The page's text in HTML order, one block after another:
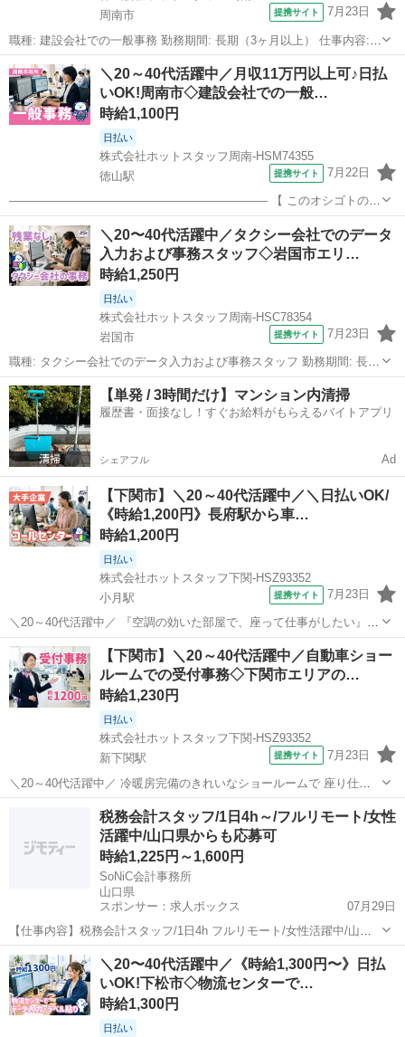
周南市
提携サイト 7月23日
職種: 建設会社での一般事務 勤務期間: 長期（3ヶ月以上） 仕事内容:
—————————————————————— 【 このオシゴトのま
とめ! 】 —————————————————————— ▼10:00〜
16:0...
山口 周南市 一般事務
＼20～40代活躍中／月収11万円以上可♪日払
いOK!周南市◇建設会社での一般…
時給1,100円
日払い
株式会社ホットスタッフ周南-HSM74355
徳山駅
提携サイト 7月22日
—————————————————————— 【 このオシゴトのま
とめ! 】 —————————————————————— ▼10:00〜
16:00の短時間ワーク! 朝はゆっくり、夕方は早めに帰宅できる♪ 家事
の時間も確...
山口 徳山駅 一般事務
＼20〜40代活躍中／タクシー会社でのデータ
入力および事務スタッフ◇岩国市エリ…
時給1,250円
日払い
株式会社ホットスタッフ周南-HSC78354
岩国市
提携サイト 7月23日
職種: タクシー会社でのデータ入力および事務スタッフ 勤務期間: 長期
（3ヶ月以上） 仕事内容: タクシー会社でのオフィスワーク★ 『事務
未経験だけどチャレンジしてみたい』 という方も歓迎! ★このオシゴ
トのまとめ!★ ...
山口 岩国市 一般事務
【単発 / 3時間だけ】マンション内清掃
履歴書・面接なし！すぐお給料がもらえるバイトアプリ
シェアフル Ad
【下関市】＼20～40代活躍中／＼日払いOK/
《時給1,200円》長府駅から車…
時給1,200円
日払い
株式会社ホットスタッフ下関-HSZ93352
小月駅
提携サイト 7月23日
＼20～40代活躍中／ 『空調の効いた部屋で、座って仕事がしたい』
そんな希望を叶えられる"座り仕事"です♪ 大手企業ならではの落ち着い
た環境で、 無理なく安定して働きたい方にピッタリ★ ＼このオシゴト
のまとめ!♪/ ▼快...
山口 下関市 小月駅
【下関市】＼20～40代活躍中／自動車ショー
ルームでの受付事務◇下関市エリアの…
時給1,230円
日払い
株式会社ホットスタッフ下関-HSZ93352
新下関駅
提携サイト 7月23日
＼20～40代活躍中／ 冷暖房完備のきれいなショールームで 座り仕事
メインの受付事務のお仕事です★ 『車の知識が全くない…』 という方
もご安心を♪ PCの基本操作さえできれば、 未経験からでも無理なく始
められる、 快適な環...
新下関駅 一般事務
税務会計スタッフ/1日4h～/フルリモート/女性
活躍中/山口県からも応募可
時給1,225円～1,600円
SoNiC会計事務所
山口県
スポンサー：求人ボックス
07月29日
【仕事内容】税務会計スタッフ/1日4h フルリモート/女性活躍中/山口
県からも応募可 <仕事の魅力・会社のアピールポイント> とにかく自
由度の高いアットホームな事務所です! 実務を通して税務や会計業務の
様々な経験を積むことができま...
アルバイト・パート
＼20〜40代活躍中／《時給1,300円〜》日払
いOK!下松市◇物流センターで…
時給1,300円
日払い